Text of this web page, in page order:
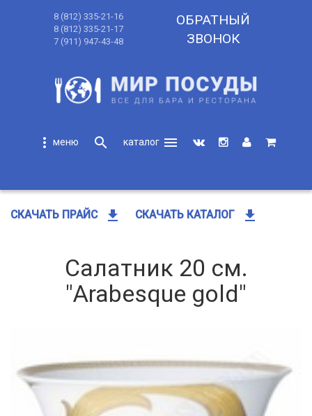
8 (812) 335-21-16
8 (812) 335-21-17
7 (911) 947-43-48
ОБРАТНЫЙ
ЗВОНОК
more_vert search
menu
СКАЧАТЬ ПРАЙС get_app СКАЧАТЬ КАТАЛОГ get_app
Салатник 20 см.
"Arabesque gold"